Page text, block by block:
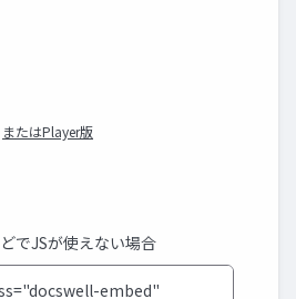
またはPlayer版
でJSが使えない場合